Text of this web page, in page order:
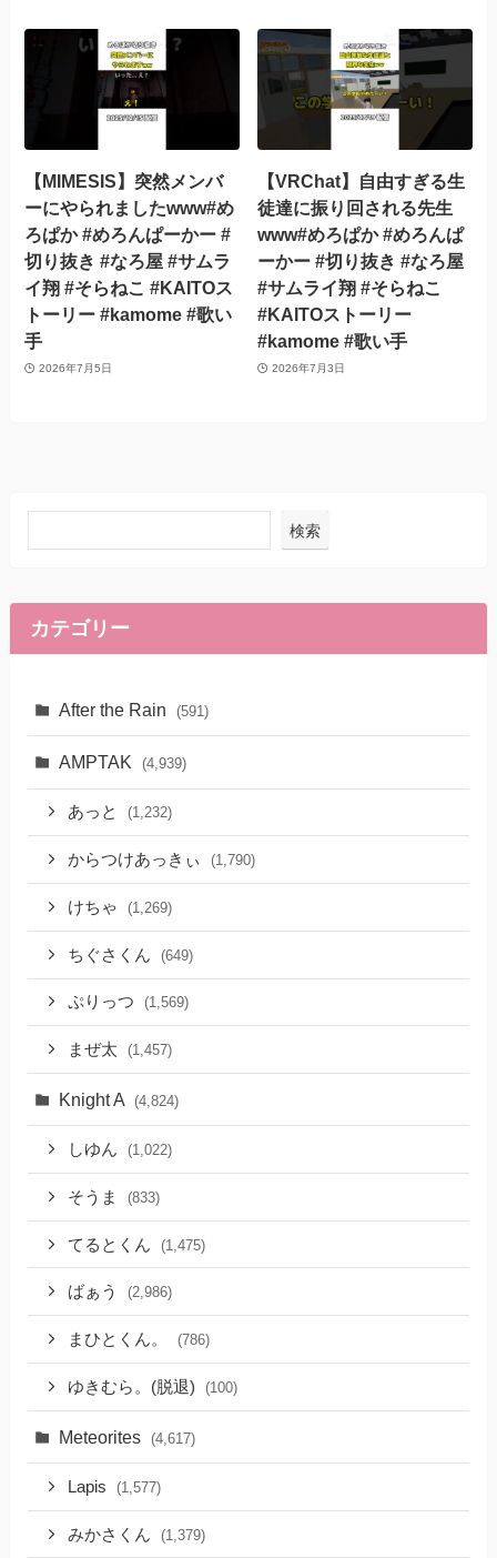
【MIMESIS】突然メンバ
ーにやられましたwww#め
ろぱか #めろんぱーかー #
切り抜き #なろ屋 #サムラ
イ翔 #そらねこ #KAITOス
トーリー #kamome #歌い
手
2026年7月5日
【VRChat】自由すぎる生
徒達に振り回される先生
www#めろぱか #めろんぱ
ーかー #切り抜き #なろ屋
#サムライ翔 #そらねこ
#KAITOストーリー
#kamome #歌い手
2026年7月3日
検索
カテゴリー
After the Rain (591)
AMPTAK (4,939)
あっと (1,232)
からつけあっきぃ (1,790)
けちゃ (1,269)
ちぐさくん (649)
ぷりっつ (1,569)
まぜ太 (1,457)
Knight A (4,824)
しゆん (1,022)
そうま (833)
てるとくん (1,475)
ばぁう (2,986)
まひとくん。 (786)
ゆきむら。(脱退) (100)
Meteorites (4,617)
Lapis (1,577)
みかさくん (1,379)